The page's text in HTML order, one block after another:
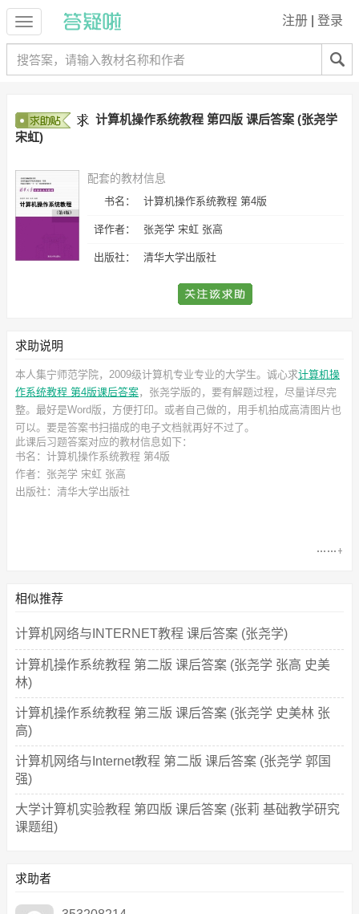
注册 登录
计算机操作系统教程 第四版 课后答案 (张尧学
宋虹)
配套的教材信息
书名： 计算机操作系统教程 第4版
译作者： 张尧学 宋虹 张高
出版社： 清华大学出版社
求助说明
本人集宁师范学院，2009级计算机专业专业的大学生。诚心求计算机操
作系统教程 第4版课后答案，张尧学版的，要有解题过程，尽量详尽完
整。最好是Word版，方便打印。或者自己做的，用手机拍成高清图片也
可以。要是答案书扫描成的电子文档就再好不过了。
此课后习题答案对应的教材信息如下：
书名：计算机操作系统教程 第4版
作者：张尧学 宋虹 张高
出版社：清华大学出版社
相似推荐
计算机网络与INTERNET教程 课后答案 (张尧学)
计算机操作系统教程 第二版 课后答案 (张尧学 张高 史美
林)
计算机操作系统教程 第三版 课后答案 (张尧学 史美林 张
高)
计算机网络与Internet教程 第二版 课后答案 (张尧学 郭国
强)
大学计算机实验教程 第四版 课后答案 (张莉 基础教学研究
课题组)
求助者